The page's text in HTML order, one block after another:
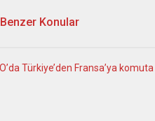
Benzer Konular